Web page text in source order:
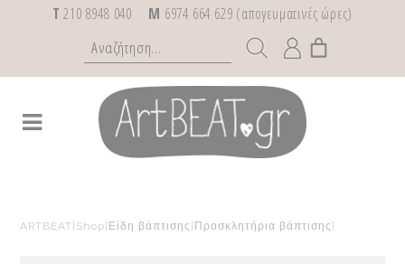
T 210 8948 040 M 6974 664 629 (απογευματινές ώρες)
ARTBEAT Shop Είδη βάπτισης Προσκλητήρια βάπτισης